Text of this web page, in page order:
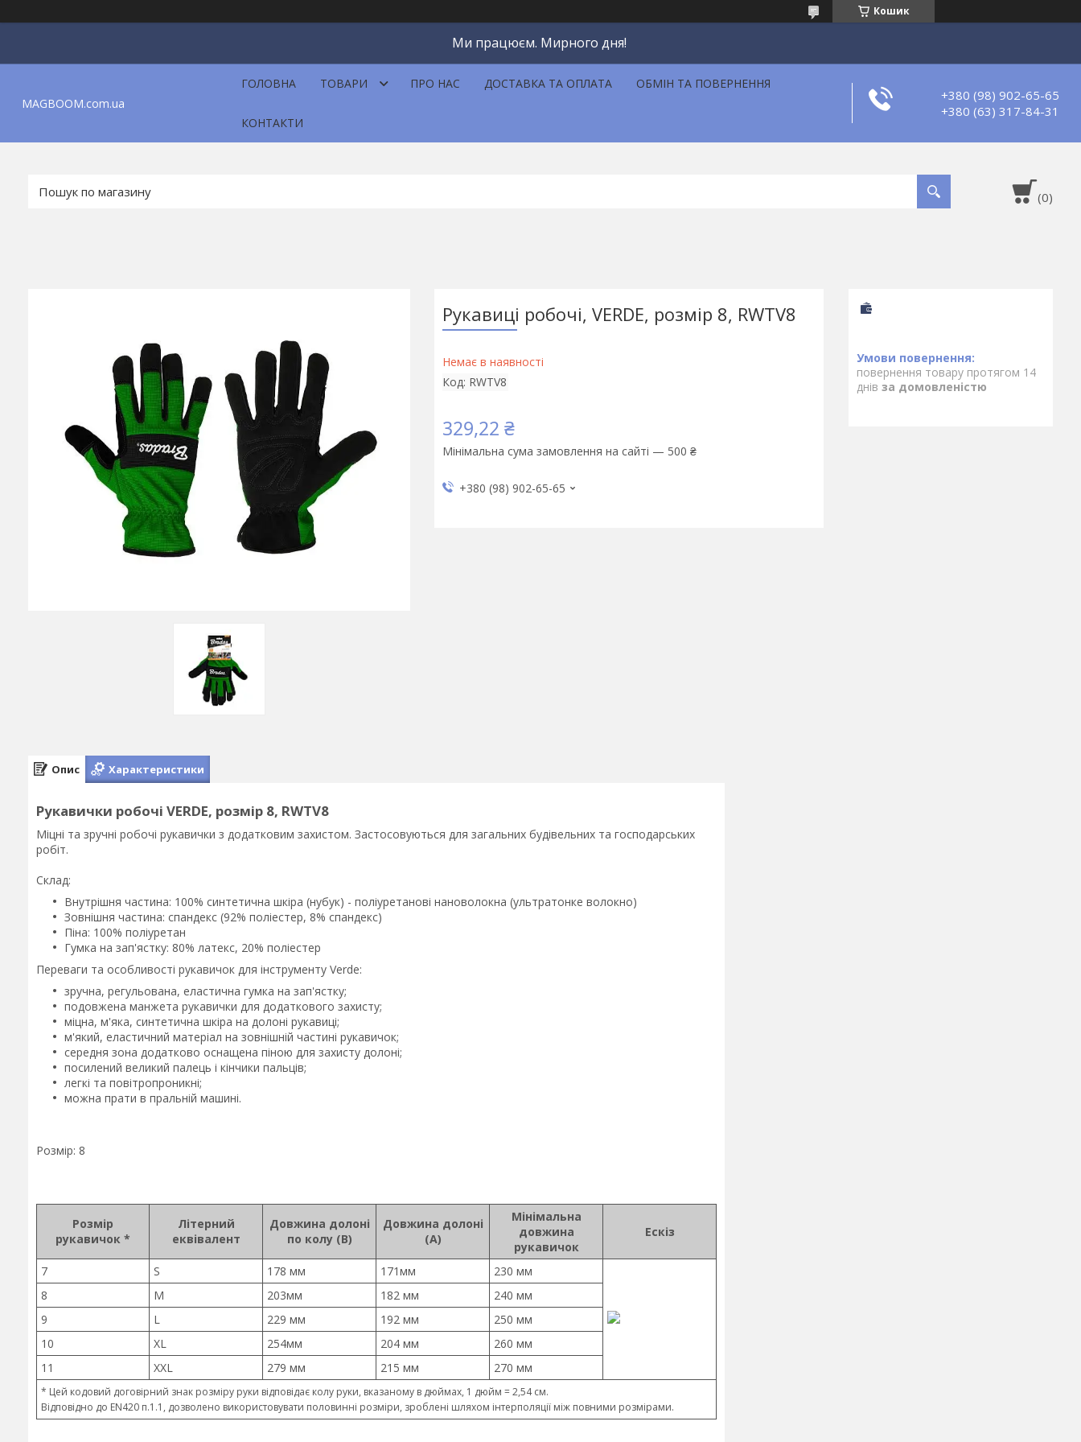
Кошик
Ми працюєм. Мирного дня!
MAGBOOM.com.ua
ГОЛОВНА ТОВАРИ ПРО НАС ДОСТАВКА ТА ОПЛАТА ОБМІН ТА ПОВЕРНЕННЯ
КОНТАКТИ
+380 (98) 902-65-65
+380 (63) 317-84-31
Рукавиці робочі, VERDE, розмір 8, RWTV8
Немає в наявності
Код: RWTV8
329,22 ₴
Мінімальна сума замовлення на сайті — 500 ₴
+380 (98) 902-65-65
повернення товару протягом 14
днів за домовленістю
Опис Характеристики
Рукавички робочі VERDE, розмір 8, RWTV8
Міцні та зручні робочі рукавички з додатковим захистом. Застосовуються для загальних будівельних та господарських
робіт.
Склад:
Внутрішня частина: 100% синтетична шкіра (нубук) - поліуретанові нановолокна (ультратонке волокно)
Зовнішня частина: спандекс (92% поліестер, 8% спандекс)
Піна: 100% поліуретан
Гумка на зап'ястку: 80% латекс, 20% поліестер
Переваги та особливості рукавичок для інструменту Verde:
зручна, регульована, еластична гумка на зап'ястку;
подовжена манжета рукавички для додаткового захисту;
міцна, м'яка, синтетична шкіра на долоні рукавиці;
м'який, еластичний матеріал на зовнішній частині рукавичок;
середня зона додатково оснащена піною для захисту долоні;
посилений великий палець і кінчики пальців;
легкі та повітропроникні;
можна прати в пральній машині.
Розмір: 8
Розмір
рукавичок *
Літерний
еквівалент
Довжина долоні
по колу (В)
Довжина долоні
(А)
Мінімальна
довжина
рукавичок
Ескіз
7 S 178 мм 171мм
230 мм
8
M 203мм 182 мм
240 мм
9
L 229 мм 192 мм
250 мм
10
XL 254мм 204 мм
260 мм
11
XXL 279 мм 215 мм 270 мм
* Цей кодовий договірний знак розміру руки відповідає колу руки, вказаному в дюймах, 1 дюйм = 2,54 см.
Відповідно до EN420 п.1.1, дозволено використовувати половинні розміри, зроблені шляхом інтерполяції між повними розмірами.